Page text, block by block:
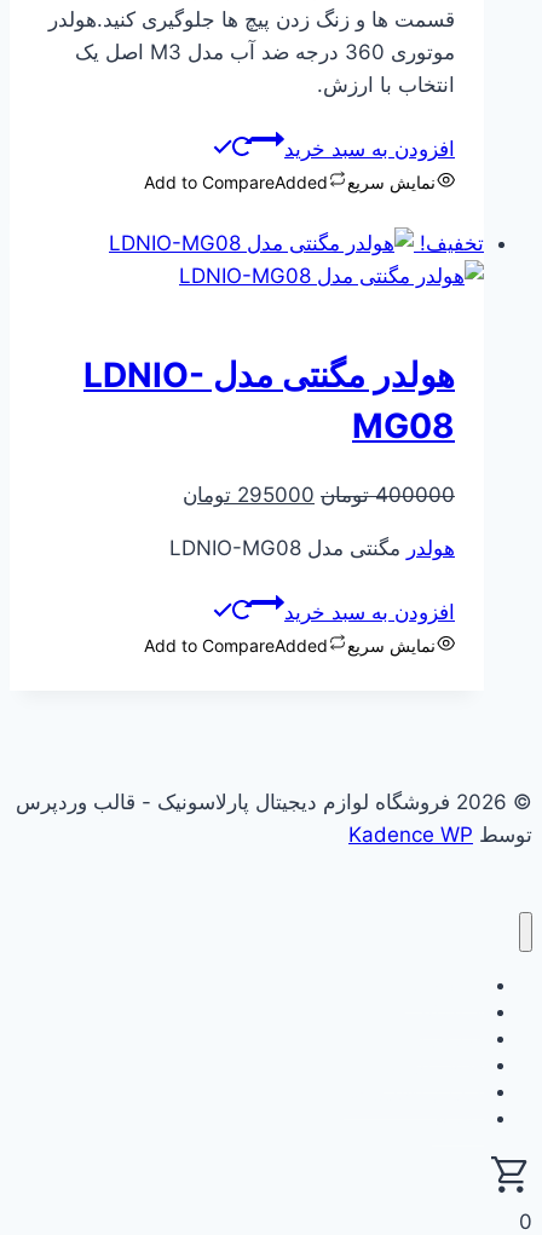
قسمت ها و زنگ زدن پیچ ها جلوگیری کنید.هولدر
موتوری 360 درجه ضد آب مدل M3 اصل یک
انتخاب با ارزش.
افزودن به سبد خرید
نمایش سریع Add to CompareAdded
تخفیف!
هولدر مگنتی مدل LDNIO-
MG08
400000 تومان قیمت
400000 تومان
295000 تومان
هولدر مگنتی مدل LDNIO-MG08
افزودن به سبد خرید
نمایش سریع Add to CompareAdded
© 2026 فروشگاه لوازم دیجیتال پارلاسونیک - قالب وردپرس
توسط Kadence WP
0